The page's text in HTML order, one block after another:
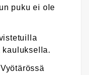
puku ei ole